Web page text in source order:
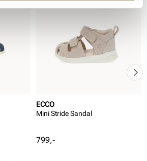
ECCO
Mini Stride Sandal
Pris
799,-